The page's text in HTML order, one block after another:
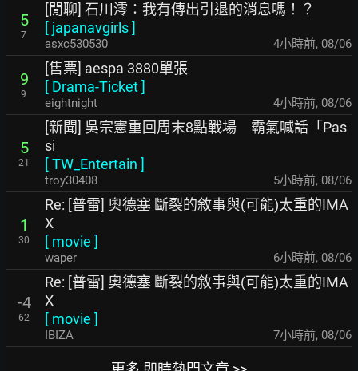
5
7
[閒聊] 石川澪：我有傳出引退的消息嗎！？
[ japanavgirls]
asxc530530 4小時前, 08/06
9
9
[售票] aespa 3880單張
[ Drama-Ticket]
eightnight 4小時前, 08/06
5
21
[新聞] 吳宗憲重回周末8點戰場 霸氣喊話「Pas
si
[TW_Entertain ]
troy30408 5小時前, 08/06
1
30
Re: [普雷] 奧德塞 斷裂的敘事與(可能)太重的IMA
X
[ movie ]
waper 6小時前, 08/06
-4
62
Re: [普雷] 奧德塞 斷裂的敘事與(可能)太重的IMA
X
[ movie ]
IBIZA 7小時前, 08/06